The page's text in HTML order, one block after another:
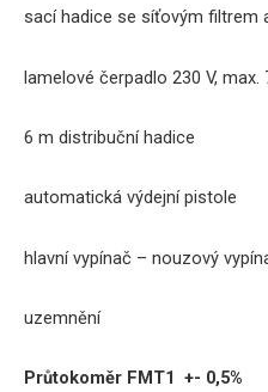
sací hadice se síťovým filtrem
lamelové čerpadlo 230 V, max.
6 m distribuční hadice
automatická výdejní pistole
hlavní vypínač – nouzový
uzemnění
Průtokoměr FMT1 +- 0,5%